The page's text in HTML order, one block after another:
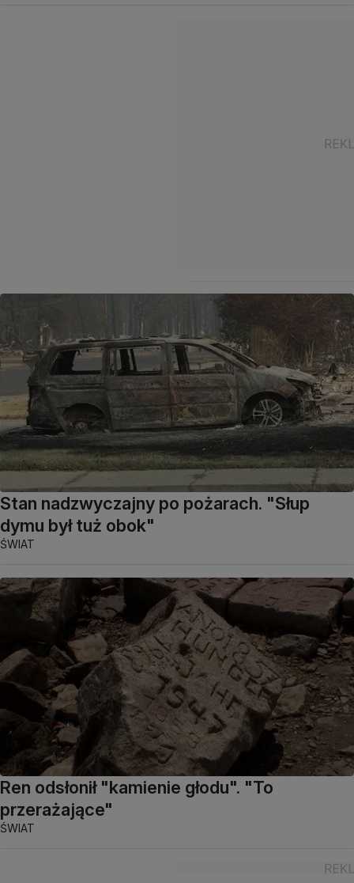
Stan nadzwyczajny po pożarach. "Słup
dymu był tuż obok"
ŚWIAT
Ren odsłonił "kamienie głodu". "To
przerażające"
ŚWIAT